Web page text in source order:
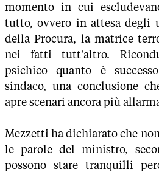
momento in cui
tutto, ovvero in attesa degli
della Procura, la matrice
nei fatti tutt'altro.
psichico quanto è
sindaco, una conclusione
apre scenari ancora più
Mezzetti ha dichiarato che
le parole del ministro,
possono stare tranquilli